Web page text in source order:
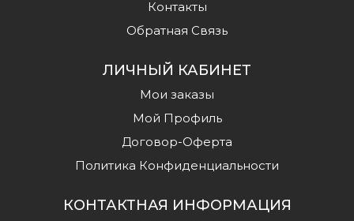
Контакты
Обратная Связь
ЛИЧНЫЙ КАБИНЕТ
Мои заказы
Мой Профиль
Договор-Оферта
Политика Конфиденциальности
КОНТАКТНАЯ ИНФОРМАЦИЯ